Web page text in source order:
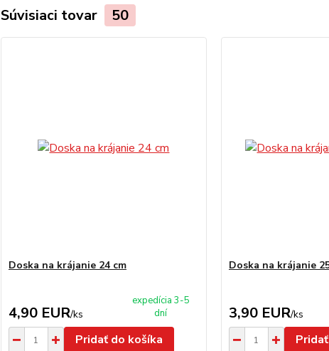
Súvisiaci tovar 50
Doska na krájanie 24 cm
4,90 EUR/ks
expedícia 3-5
dní
Pridať do košíka
Doska na krájanie
3,90 EUR/ks